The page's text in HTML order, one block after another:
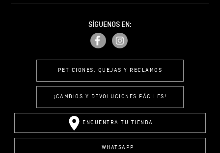
SÍGUENOS EN:
PETICIONES, QUEJAS Y RECLAMOS
¡CAMBIOS Y DEVOLUCIONES FÁCILES!
ENCUENTRA TU TIENDA
WHATSAPP